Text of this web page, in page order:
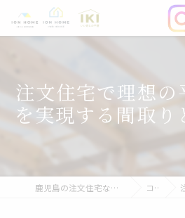
注文住宅で理想の
を実現する間取
鹿児島の注文住宅なら株式会社イオン・ホーム コラム